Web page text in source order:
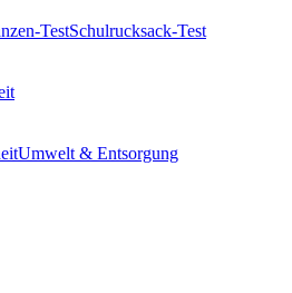
TestSchulrucksack-Test
Umwelt & Entsorgung